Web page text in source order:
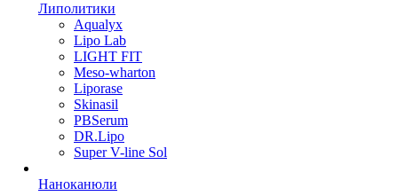
Липолитики
Aqualyx
Lipo Lab
LIGHT FIT
Meso-wharton
Liporase
Skinasil
PBSerum
DR.Lipo
Super V-line Sol
Наноканюли